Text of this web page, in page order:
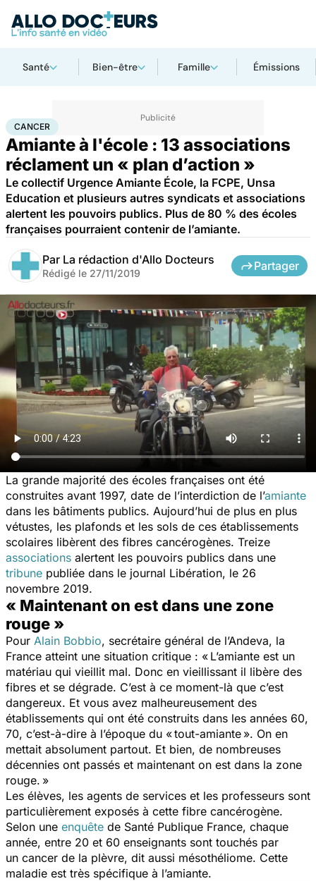
Santé Bien-être Famille Émissions
AccueilSanté Cancer
CANCER
Amiante à l'école : 13 associations
réclament un « plan d’action »
Le collectif Urgence Amiante École, la FCPE, Unsa
Education et plusieurs autres syndicats et associations
alertent les pouvoirs publics. Plus de 80 % des écoles
françaises pourraient contenir de l’amiante.
Par La rédaction d'Allo Docteurs
Rédigé le 27/11/2019
Partager
La grande majorité des écoles françaises ont été
construites avant 1997, date de l’interdiction de l’amiante
dans les bâtiments publics. Aujourd’hui de plus en plus
vétustes, les plafonds et les sols de ces établissements
scolaires libèrent des fibres cancérogènes. Treize
associations alertent les pouvoirs publics dans une
tribune publiée dans le journal Libération, le 26
novembre 2019.
« Maintenant on est dans une zone
rouge »
Pour Alain Bobbio, secrétaire général de l’Andeva, la
France atteint une situation critique : « L’amiante est un
matériau qui vieillit mal. Donc en vieillissant il libère des
fibres et se dégrade. C’est à ce moment-là que c’est
dangereux. Et vous avez malheureusement des
établissements qui ont été construits dans les années 60,
70, c’est-à-dire à l’époque du « tout-amiante ». On en
mettait absolument partout. Et bien, de nombreuses
décennies ont passés et maintenant on est dans la zone
rouge. »
Les élèves, les agents de services et les professeurs sont
particulièrement exposés à cette fibre cancérogène.
Selon une enquête de Santé Publique France, chaque
année, entre 20 et 60 enseignants sont touchés par
un cancer de la plèvre, dit aussi mésothéliome. Cette
maladie est très spécifique à l’amiante.